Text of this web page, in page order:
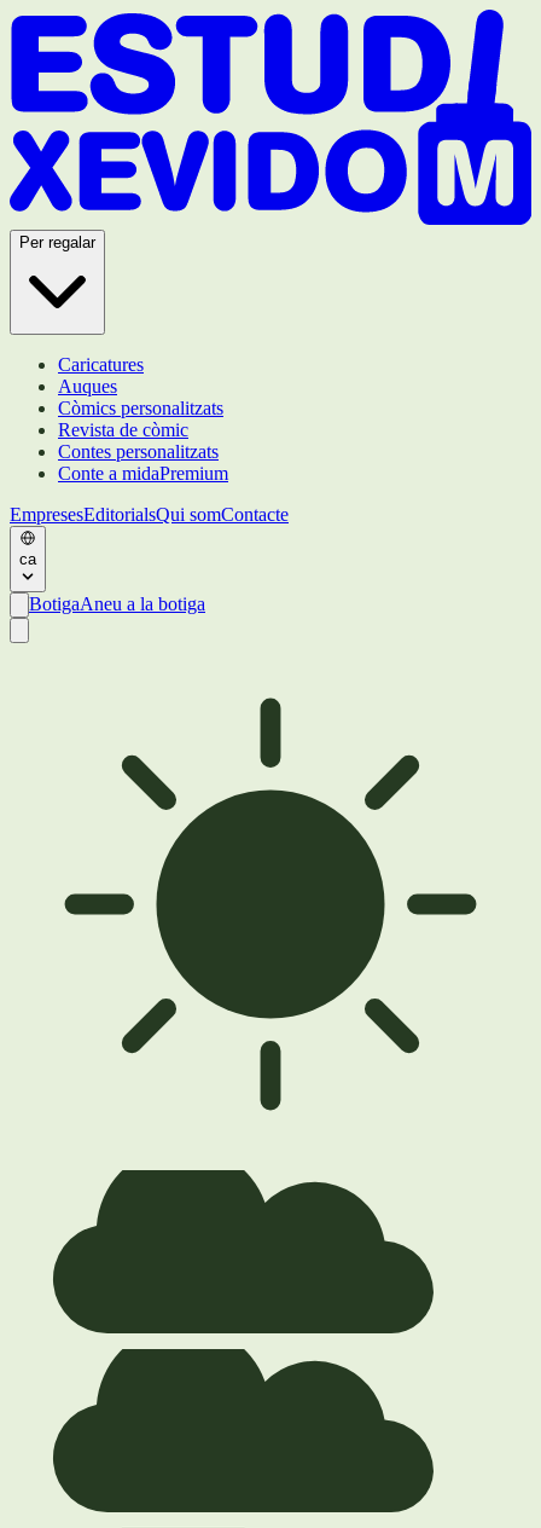
Per regalar
Caricatures
Auques
Còmics personalitzats
Revista de còmic
Contes personalitzats
Conte a midaPremium
EmpresesEditorialsQui somContacte
ca
BotigaAneu a la botiga